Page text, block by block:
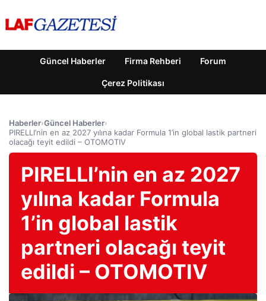
Güncel Haberler Firma Rehberi Forum
Çerez Politikası
Haberler›Güncel Haberler›
PIRELLI’nin en az 2027 yılına kadar Formula 1’in global lastik partneri
olacağı teyit edildi – OTOMOTIV
PIRELLI’nin en az 2027
yılına kadar Formula
1’in global lastik
partneri olacağı teyit
edildi – OTOMOTIV